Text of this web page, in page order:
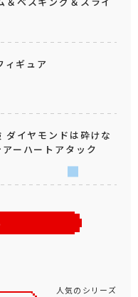
ギュア
ダイヤモンドは砕けな
ーハートアタック
人気のシリーズ